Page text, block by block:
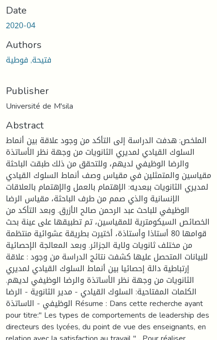
Date
2020-04
Authors
فتيحة, فوطية
Publisher
Université de M'sila
Abstract
الملخص: هدفت الدراسة إلى التأكد من وجود علاقة بين أنماط
السلوك القيادي لمديري الثانويات من وجهة نظر الأساتذة
والرضا الوظيفي لديهم، وللتحقق من ذلك طبقت الباحثة
مقياسين والمتمثلين في مقياس وصف أنماط السلوك القيادي
لمديري الثانويات ببعديه: الإهتمام بالعمل والإهتمام بالعلاقات
الإنسانية والذي صمم من طرف الباحثة، مقياس الرضا
الوظيفي للباحث عبد الرحمن صالح الأزرق. وبعد التأكد من
الخصائص السيكومترية للمقياسين، تم تطبيقها على عينة بحث
قوامها 80 أستاذا وأستاذة، أختيرت بطريقة عشوائية منتظمة
من مختلف ثانويات ولاية الجزائر. وبعد المعالجة الإحصائية
للبيانات المتحصل عليها كشفت نتائج الدراسة من وجود : علاقة
إرتباطية دالة إحصائيا بين أنماط السلوك القيادي لمديري
الثانويات من وجهة نظر الأساتذة والرضا الوظيفي لديهم.
الكلمات المفتاحية: السلوك القيادي - مدير الثانوية - الرضا
الوظيفي - الاساتذة Résume : Dans cette recherche ayant
pour titre:" Les types de comportements de leadership des
directeurs des lycées, du point de vue des enseignants, en